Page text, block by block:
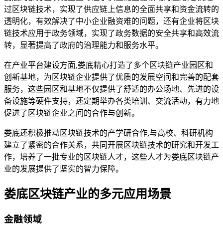
过区块链技术，实现了供应链上信息的全面共享和资金流转的
透明化，有效解决了中小企业融资难的问题，还有企业将区块
链技术应用于政务领域，实现了政务数据的安全共享和高效流
转，显著提高了政府的治理能力和服务水平。
在产业平台建设方面,娄底精心打造了多个区块链产业园区和
创新基地，为区块链企业提供了优质的发展空间和完善的配套
服务，这些园区和基地不仅提供了舒适的办公场地、先进的设
备设施等硬件支持，还定期举办各类培训、交流活动，有力地
促进了区块链企业之间的合作与创新。
娄底还积极推动区块链技术的产学研合作,与高校、科研机构
建立了紧密的合作关系，共同开展区块链技术的研究和开发工
作，培养了一批专业的区块链人才，这些人才为娄底区块链产
业的发展提供了坚实的智力保障。
娄底区块链产业的多元应用场景
金融领域